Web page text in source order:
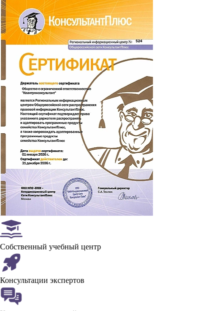
Собственный учебный центр
Консультации экспертов